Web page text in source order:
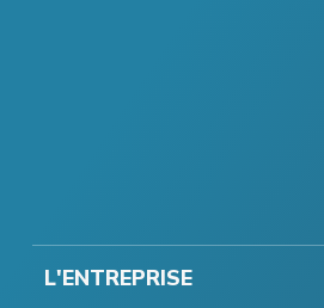
L'ENTREPRISE